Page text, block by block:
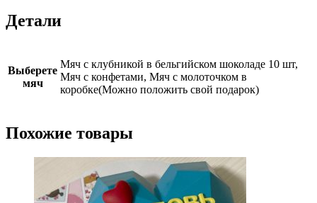
Детали
Выберете
мяч
Мяч с клубникой в бельгийском шоколаде 10 шт,
Мяч с конфетами, Мяч с молоточком в
коробке(Можно положить свой подарок)
Похожие товары